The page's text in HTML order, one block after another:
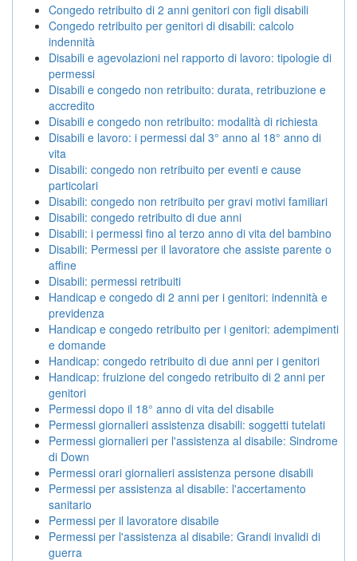
Congedo retribuito di 2 anni genitori con figli disabili
Congedo retribuito per genitori di disabili: calcolo
indennità
Disabili e agevolazioni nel rapporto di lavoro: tipologie di
permessi
Disabili e congedo non retribuito: durata, retribuzione e
accredito
Disabili e congedo non retribuito: modalità di richiesta
Disabili e lavoro: i permessi dal 3° anno al 18° anno di
vita
Disabili: congedo non retribuito per eventi e cause
particolari
Disabili: congedo non retribuito per gravi motivi familiari
Disabili: congedo retribuito di due anni
Disabili: i permessi fino al terzo anno di vita del bambino
Disabili: Permessi per il lavoratore che assiste parente o
affine
Disabili: permessi retribuiti
Handicap e congedo di 2 anni per i genitori: indennità e
previdenza
Handicap e congedo retribuito per i genitori: adempimenti
e domande
Handicap: congedo retribuito di due anni per i genitori
Handicap: fruizione del congedo retribuito di 2 anni per
genitori
Permessi dopo il 18° anno di vita del disabile
Permessi giornalieri assistenza disabili: soggetti tutelati
Permessi giornalieri per l'assistenza al disabile: Sindrome
di Down
Permessi orari giornalieri assistenza persone disabili
Permessi per assistenza al disabile: l'accertamento
sanitario
Permessi per il lavoratore disabile
Permessi per l'assistenza al disabile: Grandi invalidi di
guerra